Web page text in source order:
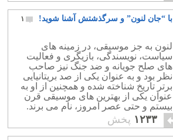
با “جان لنون” و سرگذشتش آشنا شوید! ۱
لنون به جز موسیقی، در زمینه های
سیاست، نویسندگی، بازیگری و فعالیت
های صلح جویانه و ضد جنگ نیز صاحب
نظر بود و به عنوان یکی از صد بریتانیایی
برتر تاریخ شناخته شده و همچنین از او به
عنوان یکی از بهترین های موسیقی قرن
بیستم و حتی عصر امروز، نام می برند.
۱۲۳۳ پخش